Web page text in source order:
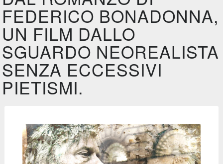
FEDERICO BONADONNA,
UN FILM DALLO
SGUARDO NEOREALISTA
SENZA ECCESSIVI
PIETISMI.